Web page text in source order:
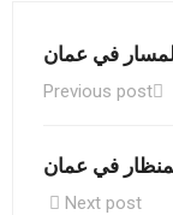
في عمان
Previous post
في عمان
Next post